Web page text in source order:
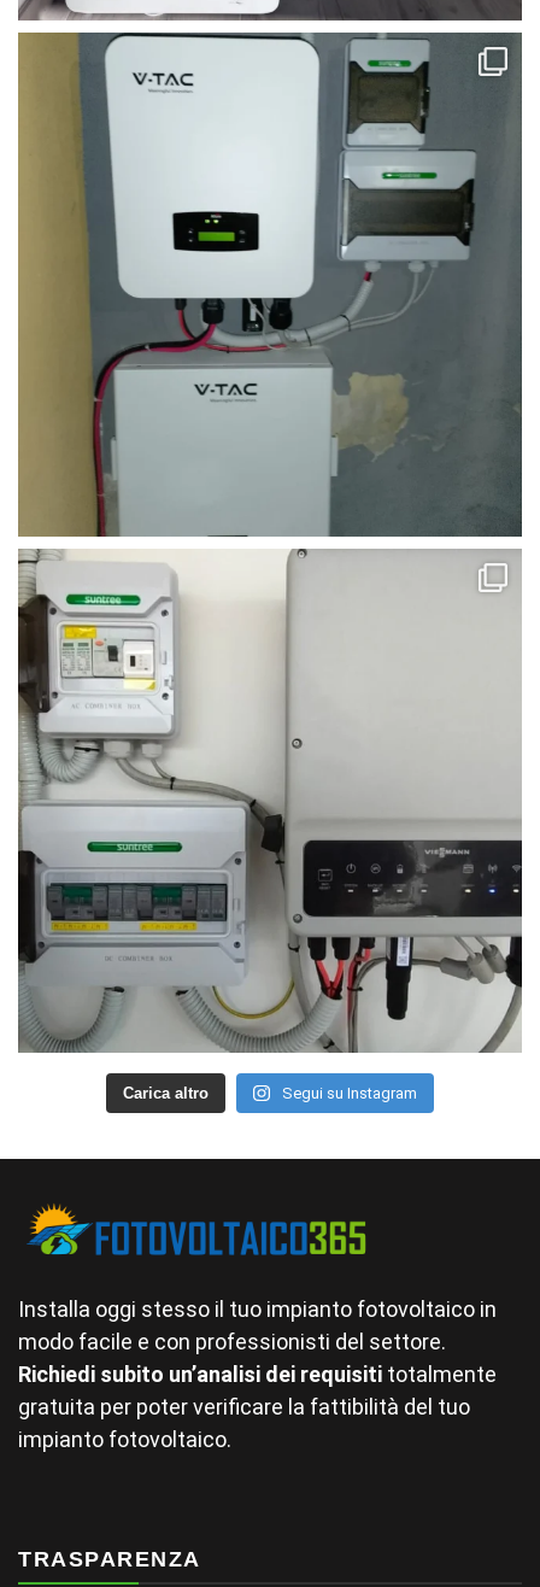
Carica altro Segui su Instagram
Installa oggi stesso il tuo impianto fotovoltaico in
modo facile e con professionisti del settore.
Richiedi subito un’analisi dei requisiti totalmente
gratuita per poter verificare la fattibilità del tuo
impianto fotovoltaico.
TRASPARENZA